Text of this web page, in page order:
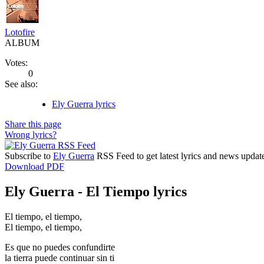
Lotofire
ALBUM
Votes:
0
See also:
Ely Guerra lyrics
Share this page
Wrong lyrics?
Subscribe to Ely Guerra RSS Feed to get latest lyrics and news
Download PDF
Ely Guerra - El Tiempo lyrics
El tiempo, el tiempo,
El tiempo, el tiempo,
Es que no puedes confundirte
la tierra puede continuar sin ti